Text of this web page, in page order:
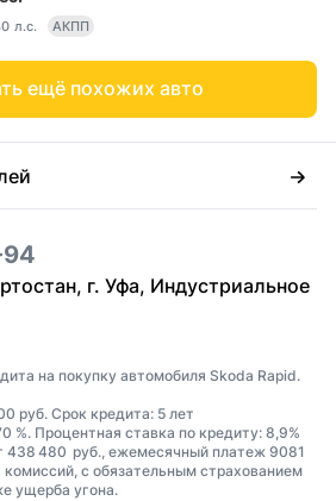
л.с. АКПП
ещё похожих авто
г. Уфа, Индустриальное
на покупку автомобиля Skoda Rapid.
руб. Срок кредита: 5 лет
%. Процентная ставка по кредиту: 8,9%
438 480 руб., ежемесячный платеж 9081
комиссий, с обязательным страхованием
ущерба угона.